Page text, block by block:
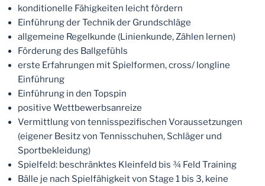
konditionelle Fähigkeiten leicht fördern
Einführung der Technik der Grundschläge
allgemeine Regelkunde (Linienkunde, Zählen lernen)
Förderung des Ballgefühls
erste Erfahrungen mit Spielformen, cross/ longline
Einführung
Einführung in den Topspin
positive Wettbewerbsanreize
Vermittlung von tennisspezifischen Voraussetzungen
(eigener Besitz von Tennisschuhen, Schläger und
Sportbekleidung)
Spielfeld: beschränktes Kleinfeld bis ¾ Feld Training
Bälle je nach Spielfähigkeit von Stage 1 bis 3, keine